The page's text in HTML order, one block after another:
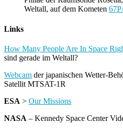
Weltall, auf dem Kometen
Links
How Many People Are In Space
sind gerade im Weltall?
Webcam der japanischen Wetter-
Satellit MTSAT-1R
ESA > Our Missions
NASA – Kennedy Space Center